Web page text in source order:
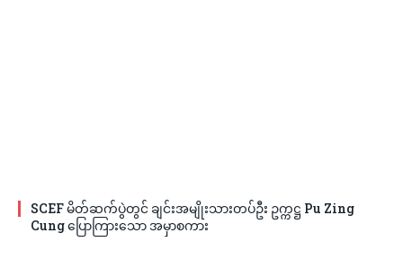
SCEF မိတ်ဆက်ပွဲတွင် ချင်းအမျိုးသားတပ်ဦး ဥက္ကဋ္ဌ Pu Zing
Cung ပြောကြားသော အမှာစကား